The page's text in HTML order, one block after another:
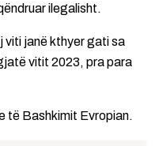
ilegalisht.
viti janë kthyer gati sa
vitit 2023, pra para
të Bashkimit Evropian.